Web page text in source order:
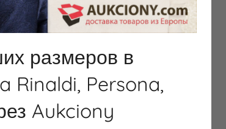
размеров в
Rinaldi, Persona,
Aukciony